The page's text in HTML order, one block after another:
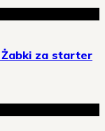
Żabki za starter